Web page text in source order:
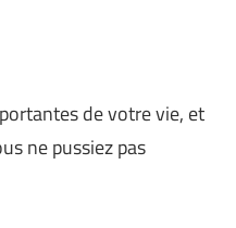
de votre vie, et
ne pussiez pas